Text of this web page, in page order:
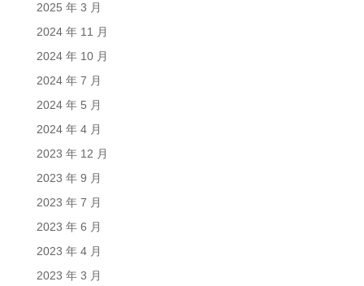
2025 年 3 月
2024 年 11 月
2024 年 10 月
2024 年 7 月
2024 年 5 月
2024 年 4 月
2023 年 12 月
2023 年 9 月
2023 年 7 月
2023 年 6 月
2023 年 4 月
2023 年 3 月